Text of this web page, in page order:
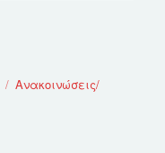
Κατηγορίες
Ανακοινώσεις/